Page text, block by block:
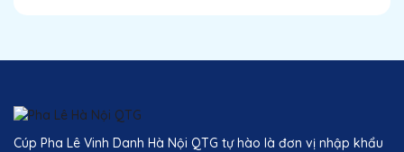
05/12/2025
Cúp Pha Lê Vinh Danh Hà Nội QTG tự hào là đơn vị nhập khẩu